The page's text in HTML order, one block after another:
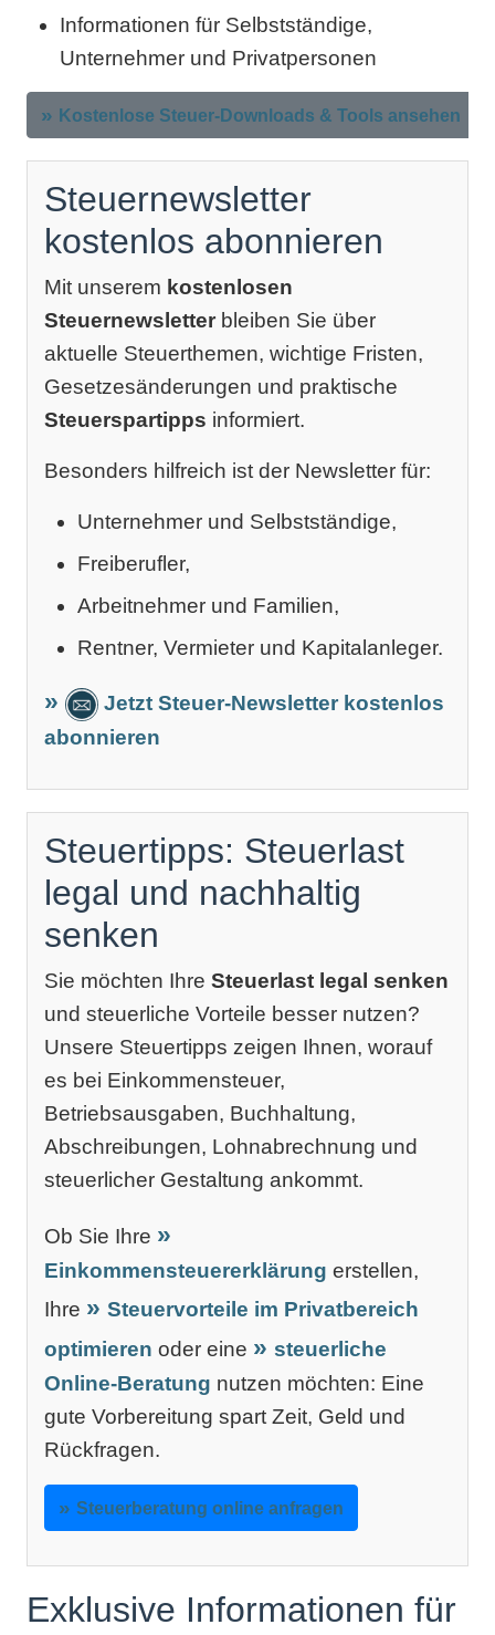
Informationen für Selbstständige,
Unternehmer und Privatpersonen
Kostenlose Steuer-Downloads & Tools ansehen
Steuernewsletter
kostenlos abonnieren
Mit unserem kostenlosen
Steuernewsletter bleiben Sie über
aktuelle Steuerthemen, wichtige Fristen,
Gesetzesänderungen und praktische
Steuerspartipps informiert.
Besonders hilfreich ist der Newsletter für:
Unternehmer und Selbstständige,
Freiberufler,
Arbeitnehmer und Familien,
Rentner, Vermieter und Kapitalanleger.
Jetzt Steuer-Newsletter kostenlos
abonnieren
Steuertipps: Steuerlast
legal und nachhaltig
senken
Sie möchten Ihre Steuerlast legal senken
und steuerliche Vorteile besser nutzen?
Unsere Steuertipps zeigen Ihnen, worauf
es bei Einkommensteuer,
Betriebsausgaben, Buchhaltung,
Abschreibungen, Lohnabrechnung und
steuerlicher Gestaltung ankommt.
Ob Sie Ihre
Einkommensteuererklärung erstellen,
Ihre
Steuervorteile im Privatbereich
optimieren oder eine
steuerliche
Online-Beratung nutzen möchten: Eine
gute Vorbereitung spart Zeit, Geld und
Rückfragen.
Steuerberatung online anfragen
Exklusive Informationen für